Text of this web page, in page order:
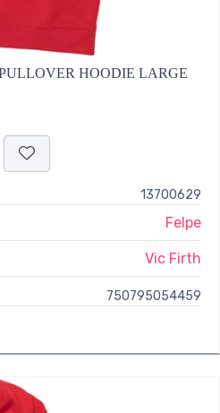
HOODIE LARGE
13700629
Felpe
Vic Firth
750795054459